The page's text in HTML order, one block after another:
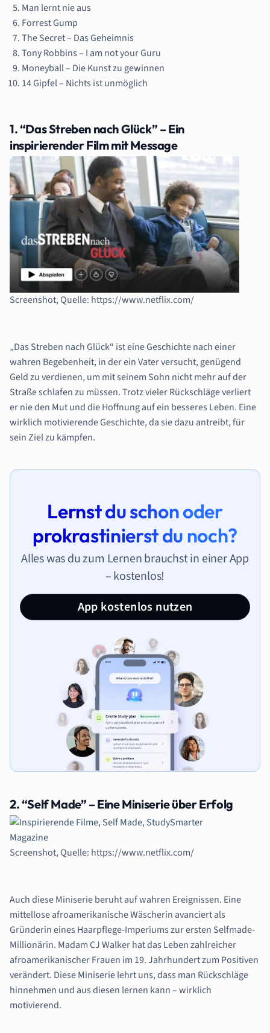
Man lernt nie aus
Forrest Gump
The Secret – Das Geheimnis
Tony Robbins – I am not your Guru
Moneyball – Die Kunst zu gewinnen
14 Gipfel – Nichts ist unmöglich
1. “Das Streben nach Glück” – Ein
inspirierender Film mit Message
Screenshot, Quelle: https://www.netflix.com/
„Das Streben nach Glück“ ist eine Geschichte nach einer
wahren Begebenheit, in der ein Vater versucht,genügend
Geld zu verdienen, um mit seinem Sohn nicht mehr auf der
Straße schlafen zu müssen. Trotz vieler Rückschläge verliert
er nie den Mut und die Hoffnung auf ein besseres Leben. Eine
wirklich motivierende Geschichte, da sie dazu antreibt, für
sein Ziel zu kämpfen.
Lernst du schon oder
prokrastinierst du noch?
Alles was du zum Lernen brauchst in einer App
– kostenlos!
App kostenlos nutzen
2. “Self Made” – Eine Miniserie über Erfolg
Screenshot, Quelle: https://www.netflix.com/
Auch diese Miniserie beruht auf wahren Ereignissen. Eine
mittellose afroamerikanische Wäscherin avanciert als
Gründerin eines Haarpflege-Imperiums zur ersten Selfmade-
Millionärin. Madam CJ Walker hat das Leben zahlreicher
afroamerikanischer Frauen im 19. Jahrhundert zum Positiven
verändert. Diese Miniserie lehrt uns, dass man Rückschläge
hinnehmen und aus diesen lernen kann – wirklich
motivierend.